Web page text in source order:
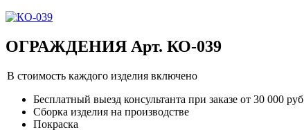
ОГРАЖДЕНИЯ Арт. КО-039
В стоимость каждого изделия включено
Бесплатный выезд консультанта при заказе от 30 000 руб
Сборка изделия на производстве
Покраска